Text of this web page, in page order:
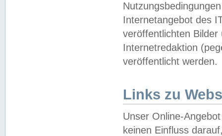
Internetangebot des
veröffentlichten
Internetredaktion
veröffentlicht werden.
Links zu
Unser Online-
keinen Einfluss